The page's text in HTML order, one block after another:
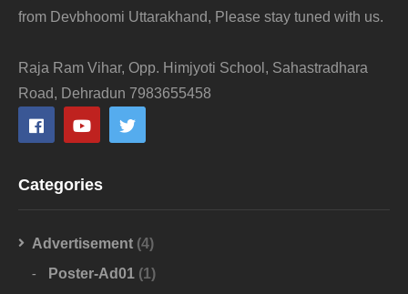
from Devbhoomi Uttarakhand, Please stay tuned with us.
Raja Ram Vihar, Opp. Himjyoti School, Sahastradhara
Road, Dehradun 7983655458
Categories
Advertisement (4)
Poster-Ad01 (1)